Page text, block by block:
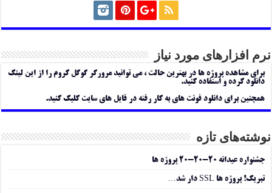
نرم افزارهای مورد نیاز
برای مشاهده پروژه ها در بهترین حالت ، می توانید مرورگر گوگل کروم را از این لینک
دانلود کرده و استفاده کنید.
همچنین برای دانلود فونت های به کار رفته در فایل های سایت کلیک کنید.
نوشته‌های تازه
جشنواره عیدانه ۲۰-۲۰-۲۰ پروژه ها
تبریک! پروژه ها SSL دار شد…